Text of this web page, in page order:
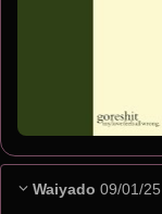
Waiyado 09/01/